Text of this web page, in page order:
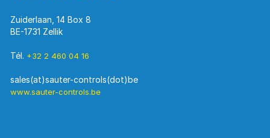
Zuiderlaan, 14 Box 8
BE-1731 Zellik
Tél. +32 2 460 04 16
sales(at)sauter-controls(dot)be
www.sauter-controls.be